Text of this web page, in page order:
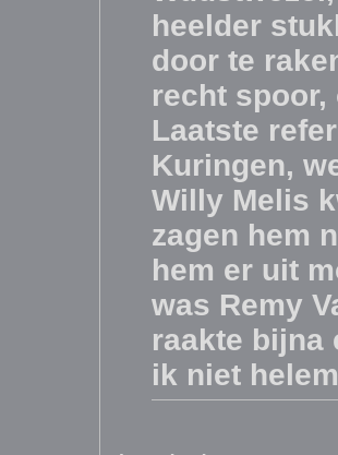
heelder
door te
recht spoor,
Laatste
Kuringen,
Willy Melis
zagen hem
hem er uit
was Remy
raakte bijna
ik niet